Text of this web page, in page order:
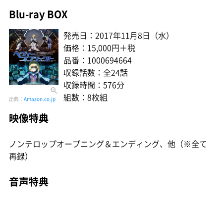
Blu-ray BOX
出典： Amazon.co.jp
発売日：2017年11月8日（水）
価格：15,000円＋税
品番：1000694664
収録話数：全24話
収録時間：576分
組数：8枚組
映像特典
ノンテロップオープニング＆エンディング、他（※全て
再録）
音声特典